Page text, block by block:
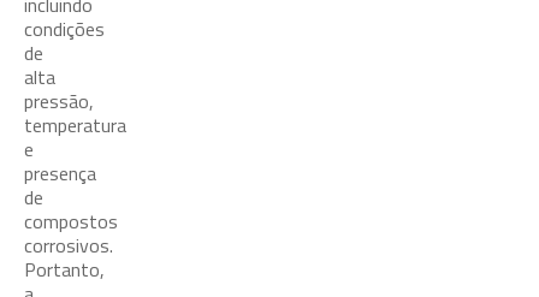
condições
de
alta
pressão,
temperatura
e
presença
de
compostos
corrosivos.
Portanto,